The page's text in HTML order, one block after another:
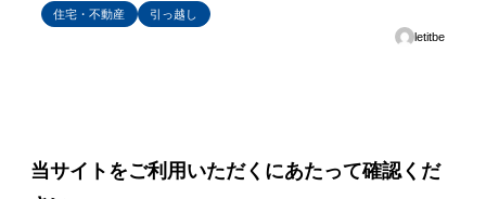
住宅・不動産
引っ越し
letitbe
当サイトをご利用いただくにあたって確認くだ